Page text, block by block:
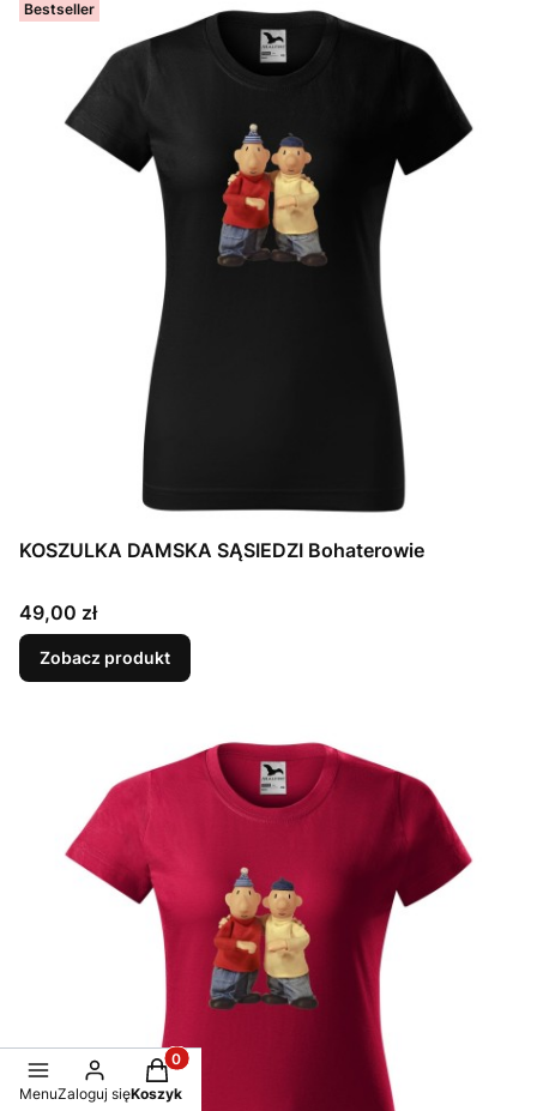
Bestseller
KOSZULKA DAMSKA SĄSIEDZI Bohaterowie
Cena
49,00 zł
Zobacz produkt
MenuZaloguj się
Produkty w koszyku: 0. Zobacz szczegóły
Koszyk